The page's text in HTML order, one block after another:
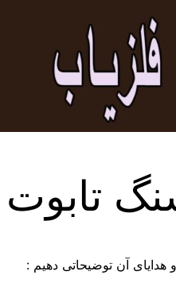
و
آن توضیحاتی دهیم :